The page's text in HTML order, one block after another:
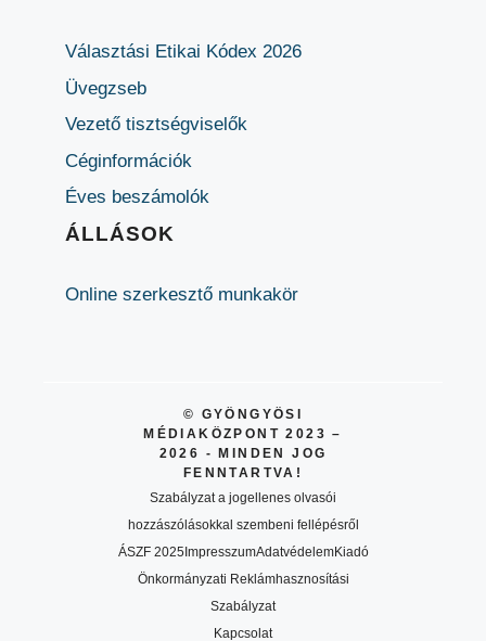
Választási Etikai Kódex 2026
Üvegzseb
Vezető tisztségviselők
Céginformációk
Éves beszámolók
ÁLLÁSOK
Online szerkesztő munkakör
© GYÖNGYÖSI
MÉDIAKÖZPONT 2023 –
2026 - MINDEN JOG
FENNTARTVA!
Szabályzat a jogellenes olvasói
hozzászólásokkal szembeni fellépésről
ÁSZF 2025ImpresszumAdatvédelemKiadó
Önkormányzati Reklámhasznosítási
Szabályzat
Kapcsolat